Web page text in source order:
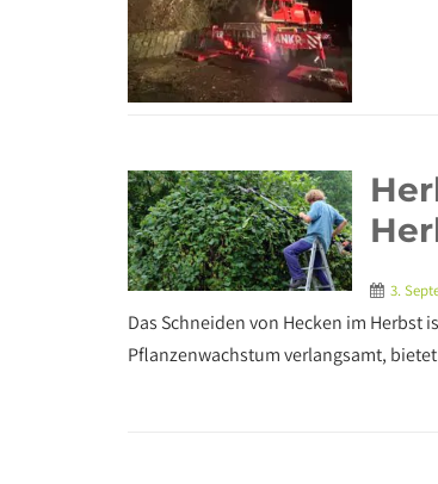
3.
Das Schneiden von Hecken im
Pflanzenwachstum verlangsamt,